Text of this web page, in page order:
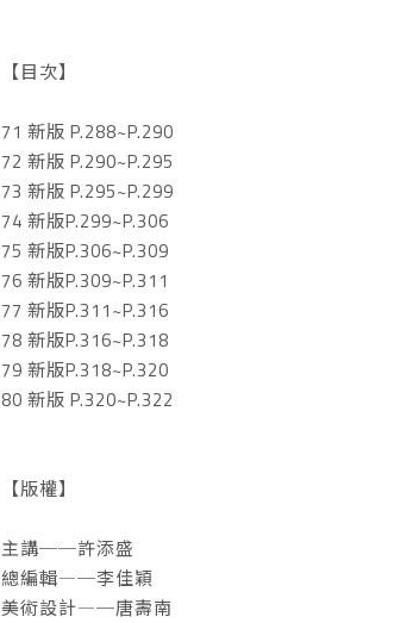
【目次】
71 新版 P.288~P.290
72 新版 P.290~P.295
73 新版 P.295~P.299
74 新版P.299~P.306
75 新版P.306~P.309
76 新版P.309~P.311
77 新版P.311~P.316
78 新版P.316~P.318
79 新版P.318~P.320
80 新版 P.320~P.322
【版權】
主講──許添盛
總編輯―─李佳穎
美術設計―─唐壽南